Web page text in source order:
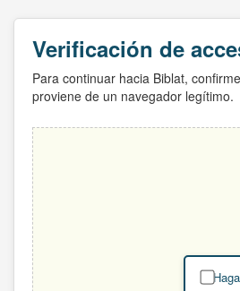
Verificación de
Para continuar hacia Biblat,
proviene de un navegador legítimo.